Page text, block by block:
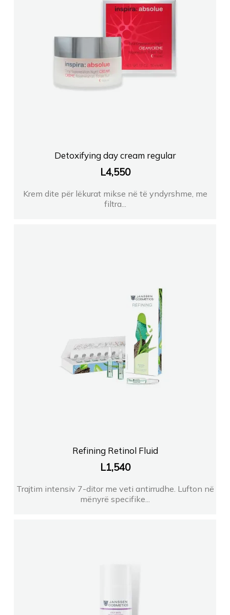
Detoxifying day cream regular
L4,550
Krem dite për lëkurat mikse në të yndyrshme, me
filtra...
Refining Retinol Fluid
L1,540
Trajtim intensiv 7-ditor me veti antirrudhe. Lufton në
mënyrë specifike...